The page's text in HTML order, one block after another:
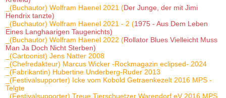
_(Buchautor) Wolfram Haenel 2021 (Der Junge, der mit Jimi
Hendrix tanzte)
_(Buchautor) Wolfram Haenel 2021 - 2 (1975 - Aus Dem Leben
Eines Langhaarigen Taugenichts)
_(Buchautor) Wolfram Haenel 2022 (Rollator Blues Vielleicht Muss
Man Ja Doch Nicht Sterben)
_(Cartoonist) Jens Natter 2008
_(Chefredakteur) Marcus Wicker -Rockmagazin eclipsed- 2024
_(Fabrikantin) Hubertine Underberg-Ruder 2013
_(Festivalsupporter) Icke vom Kobold Getraenkezelt 2016 MPS -
Telgte
_(Festivalsupporter) Treue Tierschuetzer Warendorf eV 2016 MPS